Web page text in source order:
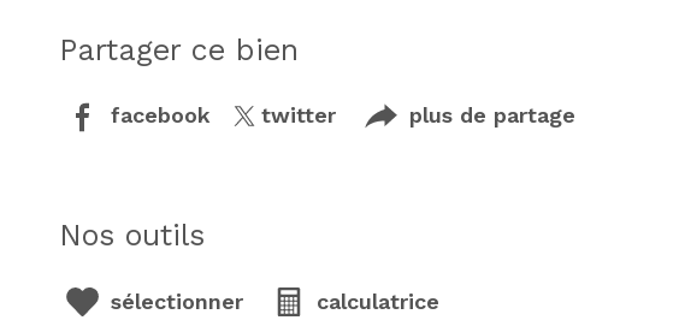
partager ce bien
facebook twitter plus de partage
nos outils
sélectionner
calculatrice